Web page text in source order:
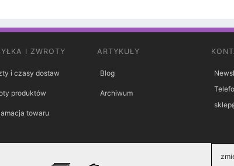
I ZWROTY
i czasy dostaw
produktów
towaru
ARTYKUŁY
Blog
Archiwum